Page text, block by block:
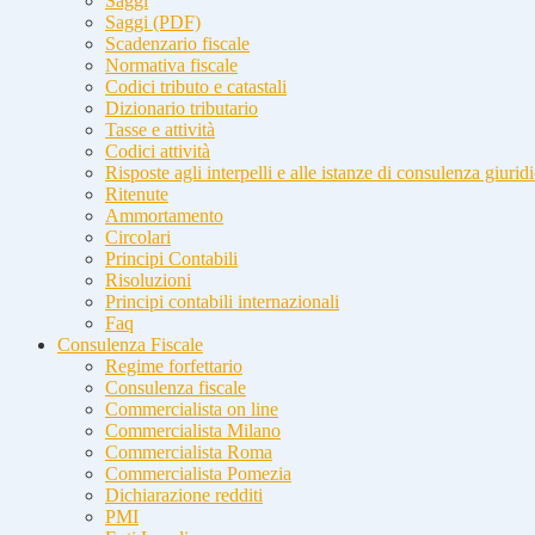
Saggi (PDF)
Scadenzario fiscale
Normativa fiscale
Codici tributo e catastali
Dizionario tributario
Tasse e attività
Codici attività
Risposte agli interpelli e alle istanze di consulenza
Ritenute
Ammortamento
Circolari
Principi Contabili
Risoluzioni
Principi contabili internazionali
Faq
Consulenza Fiscale
Regime forfettario
Consulenza fiscale
Commercialista on line
Commercialista Milano
Commercialista Roma
Commercialista Pomezia
Dichiarazione redditi
PMI